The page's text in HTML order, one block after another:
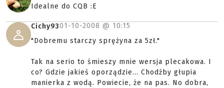
Idealne do CQB :E
Cichy9301-10-2008 @ 10:15
"Dobremu starczy sprężyna za 5zł."
Tak na serio to śmieszy mnie wersja plecakowa. I
co? Gdzie jakieś oporządzie... Chodźby głupia
manierka z wodą. Powiecie, że na pas. No dobra,